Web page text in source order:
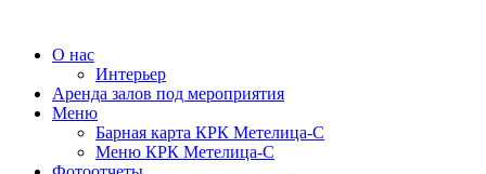
О нас
Интерьер
Аренда залов под мероприятия
Меню
Барная карта КРК Метелица-С
Меню КРК Метелица-С